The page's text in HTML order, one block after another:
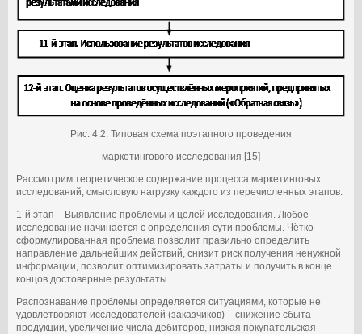
Рис. 4.2. Типовая схема поэтапного проведения
маркетингового исследования [15]
Рассмотрим теоретическое содержание процесса маркетинговых
исследований, смысловую нагрузку каждого из перечисленных этапов.
1-й этап – Выявление проблемы и целей исследования. Любое
исследование начинается с определения сути проблемы. Чётко
сформулированная проблема позволит правильно определить
направление дальнейших действий, снизит риск получения ненужной
информации, позволит оптимизировать затраты и получить в конце
концов достоверные результаты.
Распознавание проблемы определяется ситуациями, которые не
удовлетворяют исследователей (заказчиков) – снижение сбыта
продукции, увеличение числа дебиторов, низкая покупательская